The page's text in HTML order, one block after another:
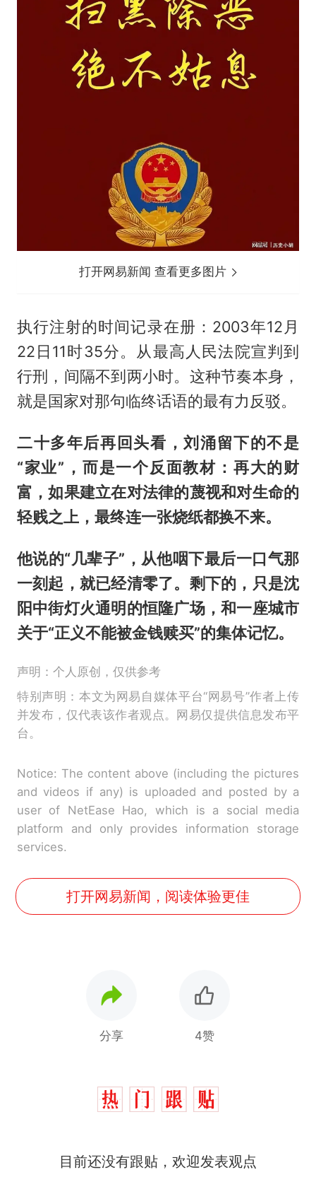
打开网易新闻 查看更多图片
执行注射的时间记录在册：2003年12月
22日11时35分。从最高人民法院宣判到
行刑，间隔不到两小时。这种节奏本身，
就是国家对那句临终话语的最有力反驳。
二十多年后再回头看，刘涌留下的不是
“家业”，而是一个反面教材：再大的财
富，如果建立在对法律的蔑视和对生命的
轻贱之上，最终连一张烧纸都换不来。
他说的“几辈子”，从他咽下最后一口气那
一刻起，就已经清零了。剩下的，只是沈
阳中街灯火通明的恒隆广场，和一座城市
关于“正义不能被金钱赎买”的集体记忆。
声明：个人原创，仅供参考
特别声明：本文为网易自媒体平台“网易号”作者上传
并发布，仅代表该作者观点。网易仅提供信息发布平
台。
Notice: The content above (including the pictures
and videos if any) is uploaded and posted by a
user of NetEase Hao, which is a social media
platform and only provides information storage
services.
打开网易新闻，阅读体验更佳
分享 4赞
目前还没有跟贴，欢迎发表观点